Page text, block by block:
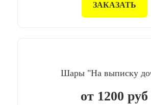
ЗАКАЗАТЬ
Шары "На выписку
от 1200 руб